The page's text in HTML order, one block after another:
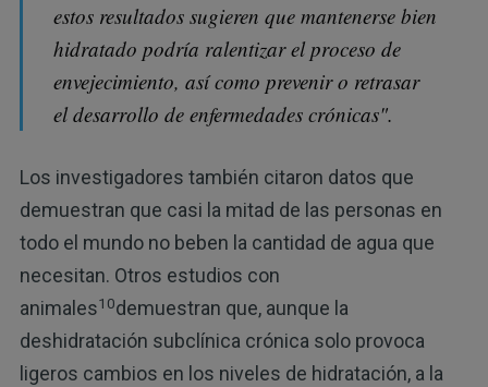
estos resultados sugieren que mantenerse bien
hidratado podría ralentizar el proceso de
envejecimiento, así como prevenir o retrasar
el desarrollo de enfermedades crónicas".
Los investigadores también citaron datos que
demuestran que casi la mitad de las personas en
todo el mundo no beben la cantidad de agua que
necesitan. Otros estudios con
animales10demuestran que, aunque la
deshidratación subclínica crónica solo provoca
ligeros cambios en los niveles de hidratación, a la